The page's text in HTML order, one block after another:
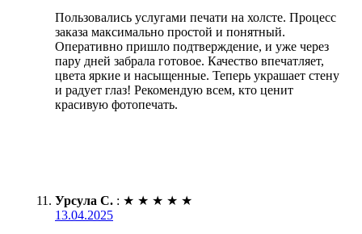
Пользовались услугами печати на холсте. Процесс
заказа максимально простой и понятный.
Оперативно пришло подтверждение, и уже через
пару дней забрала готовое. Качество впечатляет,
цвета яркие и насыщенные. Теперь украшает стену
и радует глаз! Рекомендую всем, кто ценит
красивую фотопечать.
Урсула С. : ★ ★ ★ ★ ★
13.04.2025